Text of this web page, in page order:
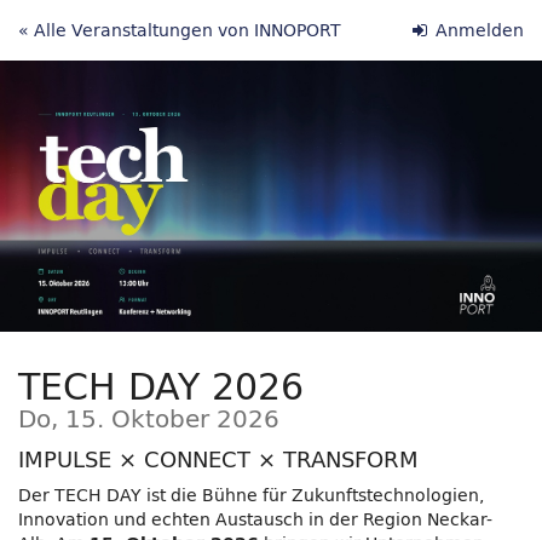
Zum
Anmelden
« Alle Veranstaltungen von INNOPORT
TECH DAY 2026
Do, 15. Oktober 2026
IMPULSE × CONNECT × TRANSFORM
Der TECH DAY ist die Bühne für Zukunftstechnologien,
Innovation und echten Austausch in der Region Neckar-